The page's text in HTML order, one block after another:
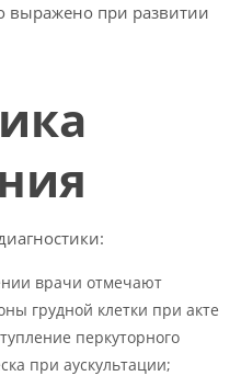
выражено при развитии
врачи отмечают
грудной клетки при акте
перкуторного
при аускультации;